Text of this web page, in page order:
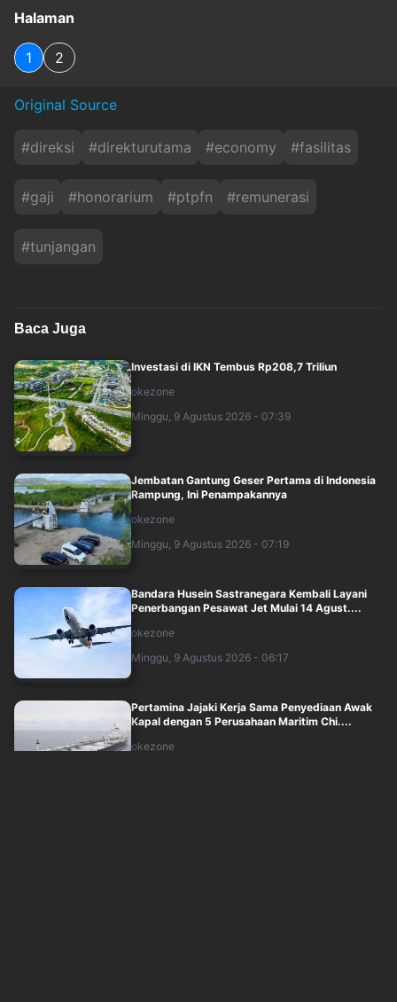
Halaman
1 2
Original Source
#direksi #direkturutama #economy #fasilitas
#gaji #honorarium #ptpfn #remunerasi
#tunjangan
Baca Juga
Investasi di IKN Tembus Rp208,7 Triliun
okezone
Minggu, 9 Agustus 2026 - 07:39
Jembatan Gantung Geser Pertama di Indonesia
Rampung, Ini Penampakannya
okezone
Minggu, 9 Agustus 2026 - 07:19
Bandara Husein Sastranegara Kembali Layani
Penerbangan Pesawat Jet Mulai 14 Agust....
okezone
Minggu, 9 Agustus 2026 - 06:17
Pertamina Jajaki Kerja Sama Penyediaan Awak
Kapal dengan 5 Perusahaan Maritim Chi....
okezone